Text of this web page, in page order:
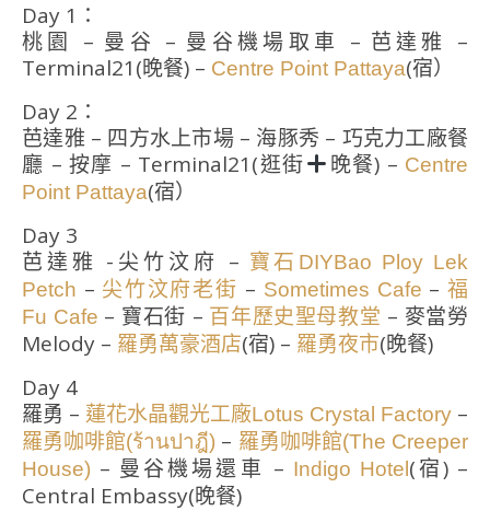
Day 1：
桃園 – 曼谷 – 曼谷機場取車 – 芭達雅 –
Terminal21(晚餐) – Centre Point Pattaya(宿）
Day 2：
芭達雅 – 四方水上市場 – 海豚秀 – 巧克力工廠餐
廳 – 按摩 – Terminal21(逛街
晚餐) – Centre
Point Pattaya(宿）
Day 3
芭達雅 -尖竹汶府 – 寶石DIYBao Ploy Lek
Petch – 尖竹汶府老街 – Sometimes Cafe –福
Fu Cafe – 寶石街 – 百年歷史聖母教堂 – 麥當勞
Melody – 羅勇萬豪酒店(宿) – 羅勇夜市(晚餐)
Day 4
羅勇 – 蓮花水晶觀光工廠Lotus Crystal Factory –
羅勇咖啡館(ร้านปาฎี) – 羅勇咖啡館(The Creeper
House) – 曼谷機場還車 – Indigo Hotel (宿) –
Central Embassy(晚餐)